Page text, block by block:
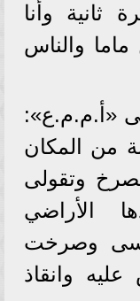
ثانية وأنا
والناس
«أ.م.م.ع»:
من المكان
وتقولى
الأراضي
وصرخت
وانقاذ